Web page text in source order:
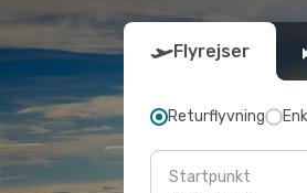
Flyrejser
Returflyvning
Startpunkt